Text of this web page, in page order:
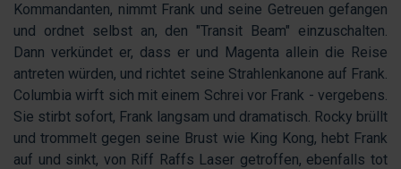
Kommandanten, nimmt Frank und seine Getreuen gefangen
und ordnet selbst an, den "Transit Beam" einzuschalten.
Dann verkündet er, dass er und Magenta allein die Reise
antreten würden, und richtet seine Strahlenkanone auf Frank.
Columbia wirft sich mit einem Schrei vor Frank - vergebens.
Sie stirbt sofort, Frank langsam und dramatisch. Rocky brüllt
und trommelt gegen seine Brust wie King Kong, hebt Frank
auf und sinkt, von Riff Raffs Laser getroffen, ebenfalls tot